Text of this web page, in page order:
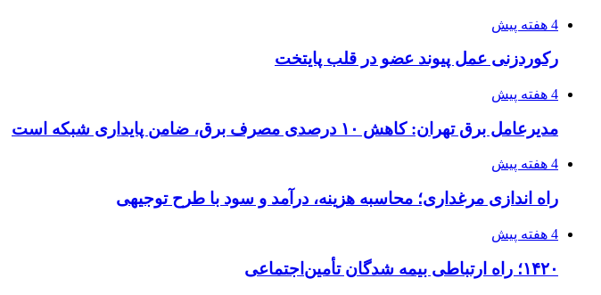
4 هفته پیش
رکوردزنی عمل پیوند عضو در قلب پایتخت
4 هفته پیش
مدیرعامل برق تهران: کاهش ۱۰ درصدی مصرف برق، ضامن پایداری شبکه است
4 هفته پیش
راه اندازی مرغداری؛ محاسبه هزینه، درآمد و سود با طرح توجیهی
4 هفته پیش
۱۴۲۰؛ راه ارتباطی بیمه شدگان تأمین‌اجتماعی